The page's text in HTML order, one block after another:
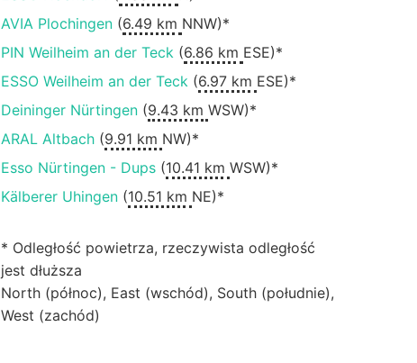
AVIA Plochingen(6.49 km NNW)*
PIN Weilheim an der Teck(6.86 km ESE)*
ESSO Weilheim an der Teck(6.97 km ESE)*
Deininger Nürtingen(9.43 km WSW)*
ARAL Altbach(9.91 km NW)*
Esso Nürtingen - Dups(10.41 km WSW)*
Kälberer Uhingen(10.51 km NE)*
* Odległość powietrza, rzeczywista odległość
jest dłuższa
North (północ), East (wschód), South (południe),
West (zachód)